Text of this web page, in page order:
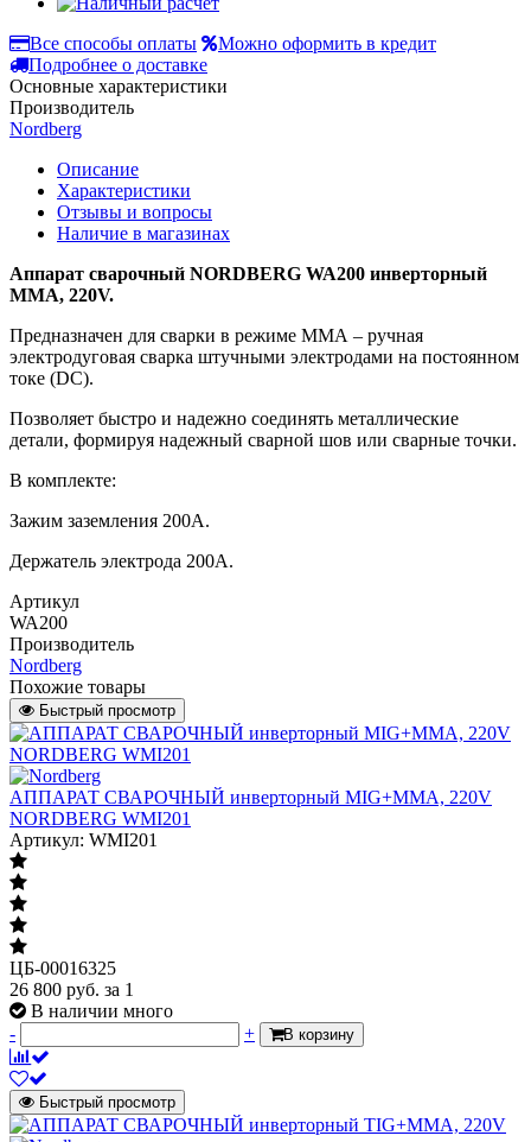
Все способы оплаты
Можно оформить в кредит
Подробнее о доставке
Основные характеристики
Производитель
Nordberg
Описание
Характеристики
Отзывы и вопросы
Наличие в магазинах
Аппарат сварочный NORDBERG WA200 инверторный
MMA, 220V.
Предназначен для сварки в режиме ММА – ручная
электродуговая сварка штучными электродами на постоянном
токе (DC).
Позволяет быстро и надежно соединять металлические
детали, формируя надежный сварной шов или сварные точки.
В комплекте:
Зажим заземления 200A.
Держатель электрода 200A.
Артикул
WA200
Производитель
Nordberg
Похожие товары
Быстрый просмотр
АППАРАТ СВАРОЧНЫЙ инверторный MIG+MMA, 220V
NORDBERG WMI201
Артикул: WMI201
ЦБ-00016325
26 800 руб. за 1
В наличии много
-
+ В корзину
Быстрый просмотр